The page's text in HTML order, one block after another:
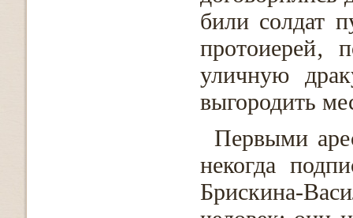
били солдат
протоиерей‚
уличную
выгородить
Первыми
некогда
Брискина-